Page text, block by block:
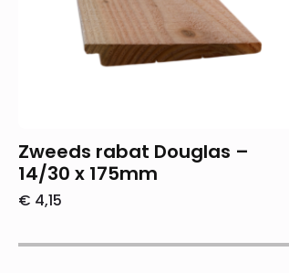
Zweeds rabat Douglas –
14/30 x 175mm
€ 4,15